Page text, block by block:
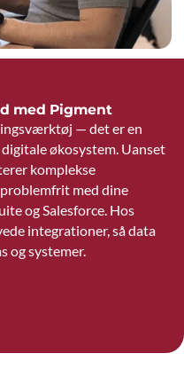
med Pigment
— det er en
økosystem. Uanset
komplekse
med dine
og Salesforce. Hos
integrationer, så data
og systemer.